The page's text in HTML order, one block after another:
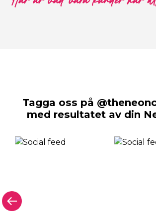
Tagga oss på
med resultatet av din